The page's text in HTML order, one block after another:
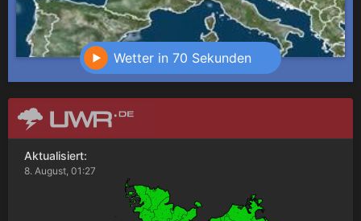
Wetter in 70 Sekunden
Aktualisiert:
8. August, 01:27